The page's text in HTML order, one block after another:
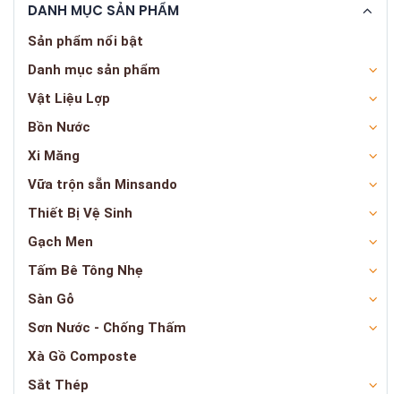
DANH MỤC SẢN PHẨM
Sản phẩm nổi bật
Danh mục sản phẩm
Vật Liệu Lợp
Bồn Nước
Xi Măng
Vữa trộn sẵn Minsando
Thiết Bị Vệ Sinh
Gạch Men
Tấm Bê Tông Nhẹ
Sàn Gỗ
Sơn Nước - Chống Thấm
Xà Gồ Composte
Sắt Thép